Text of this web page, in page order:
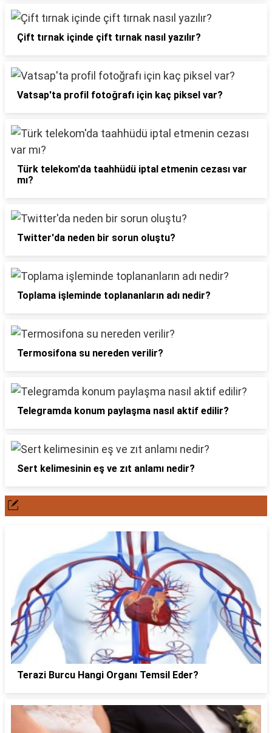
Çift tırnak içinde çift tırnak nasıl yazılır?
Vatsap'ta profil fotoğrafı için kaç piksel var?
Türk telekom'da taahhüdü iptal etmenin cezası var
mı?
Twitter'da neden bir sorun oluştu?
Toplama işleminde toplananların adı nedir?
Termosifona su nereden verilir?
Telegramda konum paylaşma nasıl aktif edilir?
Sert kelimesinin eş ve zıt anlamı nedir?
Terazi Burcu Hangi Organı Temsil Eder?